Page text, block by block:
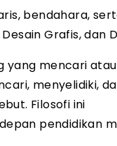
bendahara,
Grafis, dan
yang mencari atau
menyelidiki,
Filosofi ini
pendidikan